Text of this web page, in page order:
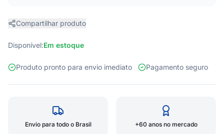
Compartilhar produto
Disponível:Em estoque
Produto pronto para envio imediato Pagamento seguro
Envio para todo o Brasil +60 anos no mercado